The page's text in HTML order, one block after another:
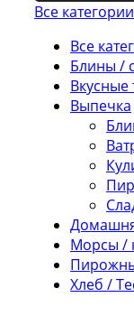
Все категории
Все
Блины /
Вкусные
Выпечка
Морсы /
Хлеб /